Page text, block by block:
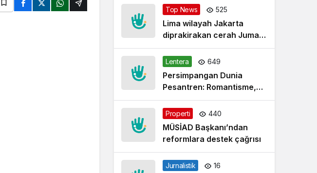
Top News 525
Lima wilayah Jakarta
diprakirakan cerah Jumat
pagi
Lentera 649
Persimpangan Dunia
Pesantren: Romantisme,
Realitas dan Harapan Baru
Properti 440
MÜSİAD Başkanı’ndan
reformlara destek çağrısı
Jurnalistik 16